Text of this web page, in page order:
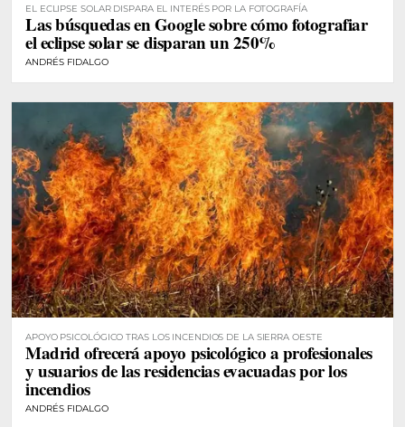
EL ECLIPSE SOLAR DISPARA EL INTERÉS POR LA FOTOGRAFÍA
Las búsquedas en Google sobre cómo fotografiar
el eclipse solar se disparan un 250%
ANDRÉS FIDALGO
APOYO PSICOLÓGICO TRAS LOS INCENDIOS DE LA SIERRA OESTE
Madrid ofrecerá apoyo psicológico a profesionales
y usuarios de las residencias evacuadas por los
incendios
ANDRÉS FIDALGO